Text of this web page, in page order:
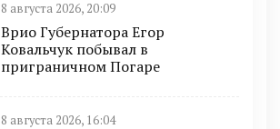
8 августа 2026, 20:09
Врио Губернатора Егор
Ковальчук побывал в
приграничном Погаре
8 августа 2026, 16:04